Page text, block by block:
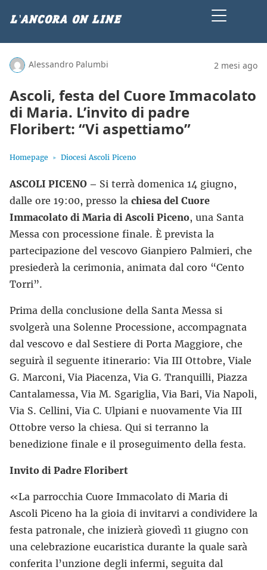
Alessandro Palumbi 2 mesi ago
Ascoli, festa del Cuore Immacolato
di Maria. L’invito di padre
Floribert: “Vi aspettiamo”
Homepage Diocesi Ascoli Piceno
ASCOLI PICENO – Si terrà domenica 14 giugno,
dalle ore 19:00, presso la chiesa del Cuore
Immacolato di Maria di Ascoli Piceno, una Santa
Messa con processione finale. È prevista la
partecipazione del vescovo Gianpiero Palmieri, che
presiederà la cerimonia, animata dal coro “Cento
Torri”.
Prima della conclusione della Santa Messa si
svolgerà una Solenne Processione, accompagnata
dal vescovo e dal Sestiere di Porta Maggiore, che
seguirà il seguente itinerario: Via III Ottobre, Viale
G. Marconi, Via Piacenza, Via G. Tranquilli, Piazza
Cantalamessa, Via M. Sgariglia, Via Bari, Via Napoli,
Via S. Cellini, Via C. Ulpiani e nuovamente Via III
Ottobre verso la chiesa. Qui si terranno la
benedizione finale e il proseguimento della festa.
Invito di Padre Floribert
«La parrocchia Cuore Immacolato di Maria di
Ascoli Piceno ha la gioia di invitarvi a condividere la
festa patronale, che inizierà giovedì 11 giugno con
una celebrazione eucaristica durante la quale sarà
conferita l’unzione degli infermi, seguita dal